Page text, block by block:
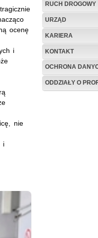
ocenę
i
nie
i
RUCH DROGOWY
URZĄD
KARIERA
KONTAKT
OCHRONA
ODDZIAŁY O